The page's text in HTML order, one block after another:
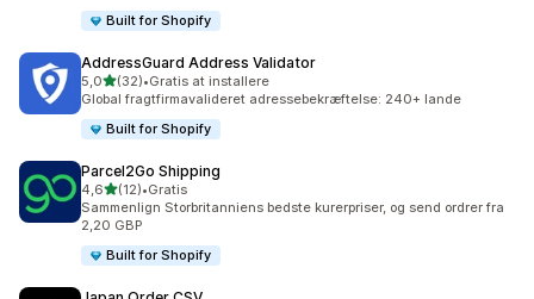
Built for Shopify
AddressGuard Address Validator
5,0ud af 5 stjerner
(32)
32 anmeldelser i alt
•Gratis at installere
Global fragtfirmavalideret adressebekræftelse: 240+ lande
Built for Shopify
Parcel2Go Shipping
4,6ud af 5 stjerner
(12)
12 anmeldelser i alt
•Gratis
Sammenlign Storbritanniens bedste kurerpriser, og send ordrer fra
2,20 GBP
Built for Shopify